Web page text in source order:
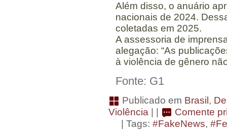
Além disso, o anuário
nacionais de 2024.
coletadas em 2025.
A assessoria de
alegação: “As
à violência de gênero
Fonte: G1
Publicado em Brasil ,
Violência
Comente
| Tags: #FakeNews,